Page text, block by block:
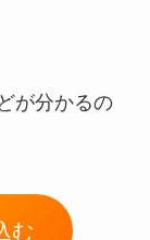
が分かるの
む